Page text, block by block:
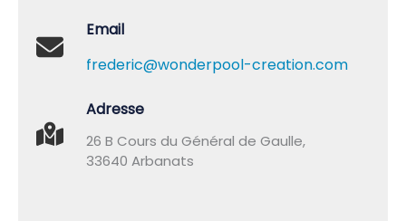
Email
frederic@wonderpool-creation.com
Adresse
26 B Cours du Général de Gaulle,
33640 Arbanats